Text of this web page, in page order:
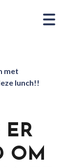
met
lunch!!
OM